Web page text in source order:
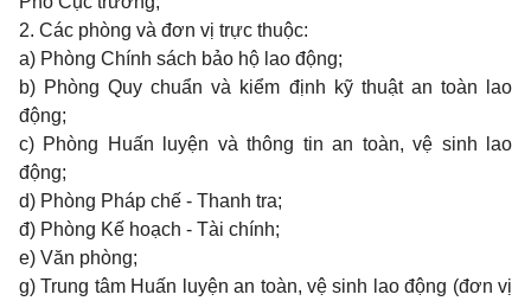
2. Các phòng và đơn vị trực thuộc:
a) Phòng Chính sách bảo hộ lao động;
b) Phòng Quy chuẩn và kiểm định kỹ thuật an toàn lao
động;
c) Phòng Huấn luyện và thông tin an toàn, vệ sinh lao
động;
d) Phòng Pháp chế - Thanh tra;
đ) Phòng Kế hoạch - Tài chính;
e) Văn phòng;
g) Trung tâm Huấn luyện an toàn, vệ sinh lao động (đơn vị